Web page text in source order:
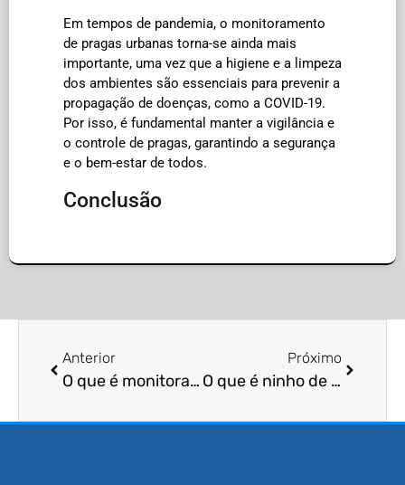
Em tempos de pandemia, o monitoramento
de pragas urbanas torna-se ainda mais
importante, uma vez que a higiene e a limpeza
dos ambientes são essenciais para prevenir a
propagação de doenças, como a COVID-19.
Por isso, é fundamental manter a vigilância e
o controle de pragas, garantindo a segurança
e o bem-estar de todos.
Conclusão
Anterior
O que é monitoramento de vespas?
Próximo
O que é ninho de baratas e como combater?